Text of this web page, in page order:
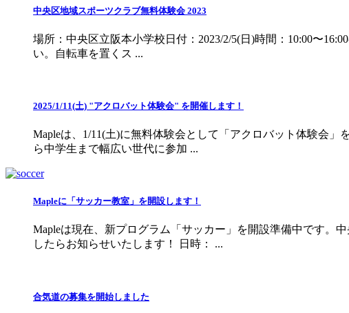
中央区地域スポーツクラブ無料体験会 2023
場所：中央区立阪本小学校日付：2023/2/5(日)時間：10:00〜
い。自転車を置くス ...
2025/1/11(土) "アクロバット体験会" を開催します！
Mapleは、1/11(土)に無料体験会として「アクロバット体験会
ら中学生まで幅広い世代に参加 ...
Mapleに「サッカー教室」を開設します！
Mapleは現在、新プログラム「サッカー」を開設準備中です。
したらお知らせいたします！ 日時： ...
合気道の募集を開始しました